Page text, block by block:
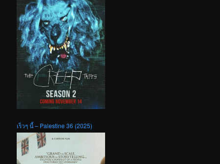
เร็วๆ นี้ – Palestine 36 (2025)